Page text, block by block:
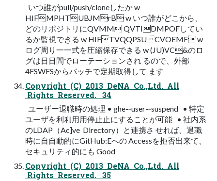
いつ誰がpull/push/cloneしたか w
HIFMPHTUBJMrB w いつ誰がどこから、
どのリポジトリにQVMM QVTIDMPOFしてい
るか監視できる w HIFTVQQPSUCVOEMF w
ログ周り⼀一式を圧縮保存できる w (JU)VC&のロ
グは⽇日間でローテーションされ るので、外部
4FSWFSからバッチで定期取得して ます
Copyright (C) 2013 DeNA Co.,Ltd. All
Rights Reserved. 34
ユーザー退職時の処理 • ghe-­‐user-­‐suspend • 特定
ユーザを利利⽤用停⽌止にすることが可能 • 社内系
のLDAP（Ac]ve Directory）と連携さ せれば、退職
時に⾃自動的にGitHub:Eへの Accessを拒否出来て、
セキュリティ的にも Good
Copyright (C) 2013 DeNA Co.,Ltd. All
Rights Reserved. 35